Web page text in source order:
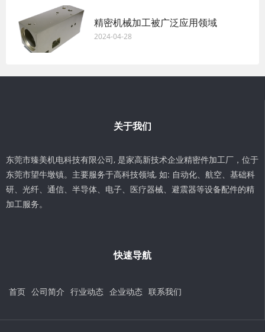
精密机械加工被广泛应用领域
2024-04-28
关于我们
东莞市臻美机电科技有限公司, 是家高新技术企业精密件加工厂，位于
东莞市望牛墩镇。主要服务于高科技领域, 如: 自动化、航空、基础科
研、光纤、通信、半导体、电子、医疗器械、避震器等设备配件的精
加工服务。
快速导航
首页 公司简介 行业动态 企业动态 联系我们